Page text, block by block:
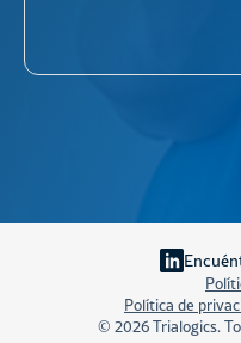
Política de
© 2026 Trialogics.